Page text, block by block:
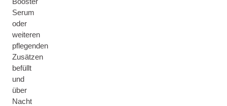
Serum
oder
weiteren
pflegenden
Zusätzen
befüllt
und
über
Nacht